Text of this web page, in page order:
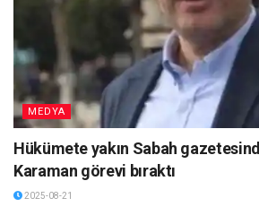
MEDYA
Hükümete yakın Sabah
Karaman görevi bıraktı
2025-08-21